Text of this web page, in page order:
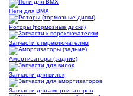
Пеги для BMX
Роторы (тормозные диски)
Запчасти к переключателям
Амортизаторы (задние)
Запчасти для вилок
Запчасти для амортизаторов